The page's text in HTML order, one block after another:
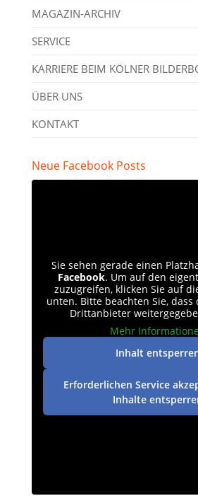
MAGAZIN-ARCHIV
SERVICE
KARRIERE BEIM KÖLNER
ÜBER UNS
KONTAKT
Neue Facebook Posts
Sie sehen gerade einen
Facebook. Um auf den
zuzugreifen, klicken Sie auf
unten. Bitte beachten Sie, dass
Drittanbieter
Mehr
Inhalt
Erforderlichen Service
Inhalte